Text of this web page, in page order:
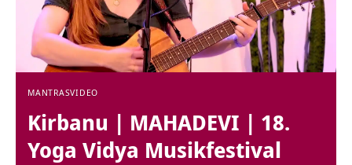
MANTRASVIDEO
Kirbanu | MAHADEVI | 18.
Yoga Vidya Musikfestival